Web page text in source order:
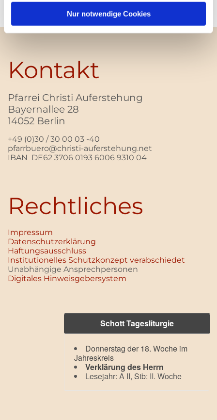
Nur notwendige Cookies
Kontakt
Pfarrei Christi Auferstehung
Bayernallee 28
14052 Berlin
+49 (0)30 / 30 00 03 -40
pfarrbuero@christi-auferstehung.net
IBAN DE62 3706 0193 6006 9310 04
Rechtliches
Impressum
Datenschutz­erklärung
Haftungsausschluss
Institutionelles Schutzkonzept verabschiedet
Unabhängige Ansprechpersonen
Digitales Hinweisgebersystem
Schott Tagesliturgie
Donnerstag der 18. Woche im
Jahreskreis
Verklärung des Herrn
Lesejahr: A II, Stb: II. Woche